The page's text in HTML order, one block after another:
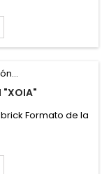
"XOIA"
Formato de la